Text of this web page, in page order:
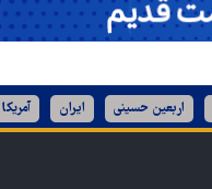
اربعین حسینی ایران آمریکا